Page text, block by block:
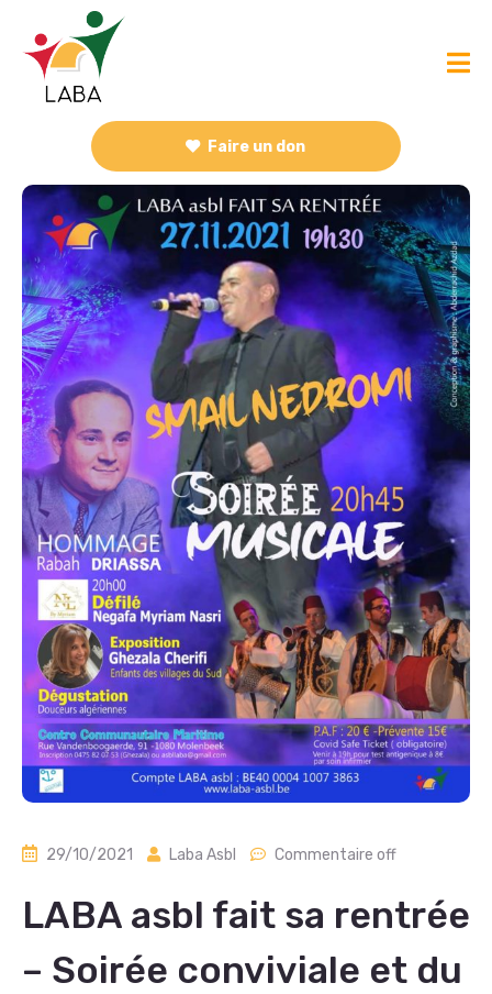
Faire un don
29/10/2021 Laba Asbl Commentaire off
LABA asbl fait sa rentrée
– Soirée conviviale et du